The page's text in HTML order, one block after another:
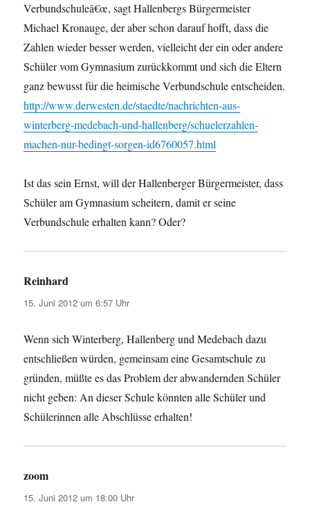
Verbundschuleâ€œ, sagt Hallenbergs Bürgermeister
Michael Kronauge, der aber schon darauf hofft, dass die
Zahlen wieder besser werden, vielleicht der ein oder andere
Schüler vom Gymnasium zurückkommt und sich die Eltern
ganz bewusst für die heimische Verbundschule entscheiden.
http://www.derwesten.de/staedte/nachrichten-aus-
winterberg-medebach-und-hallenberg/schuelerzahlen-
machen-nur-bedingt-sorgen-id6760057.html
Ist das sein Ernst, will der Hallenberger Bürgermeister, dass
Schüler am Gymnasium scheitern, damit er seine
Verbundschule erhalten kann? Oder?
Reinhard
15. Juni 2012 um 6:57 Uhr
Wenn sich Winterberg, Hallenberg und Medebach dazu
entschließen würden, gemeinsam eine Gesamtschule zu
gründen, müßte es das Problem der abwandernden Schüler
nicht geben: An dieser Schule könnten alle Schüler und
Schülerinnen alle Abschlüsse erhalten!
zoom
15. Juni 2012 um 18:00 Uhr